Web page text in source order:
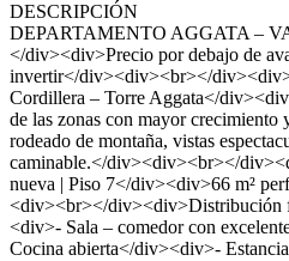
DESCRIPCIÓN
DEPARTAMENTO AGGATA –
</div><div>Precio por debajo de
invertir</div><div><br></
Cordillera – Torre Aggata</
de las zonas con mayor crecimiento
rodeado de montaña, vistas
caminable.</div><div><br></
nueva | Piso 7</div><div>66 m²
<div><br></div><div>Distribución
<div>- Sala – comedor con
Cocina abierta</div><div>-